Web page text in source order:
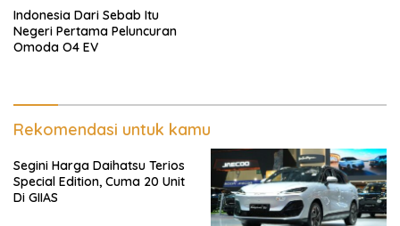
Indonesia Dari Sebab Itu
Negeri Pertama Peluncuran
Omoda O4 EV
Rekomendasi untuk kamu
Segini Harga Daihatsu Terios
Special Edition, Cuma 20 Unit
Di GIIAS